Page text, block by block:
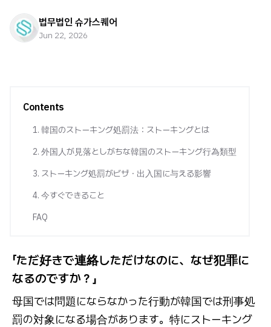
법무법인 슈가스퀘어
Jun 22, 2026
Contents
1. 韓国のストーキング処罰法：ストーキングとは
2. 外国人が見落としがちな韓国のストーキング行為類型
3. ストーキング処罰がビザ・出入国に与える影響
4. 今すぐできること
FAQ
「ただ好きで連絡しただけなのに、なぜ犯罪に
なるのですか？」
母国では問題にならなかった行動が韓国では刑事処
罰の対象になる場合があります。特にストーキング